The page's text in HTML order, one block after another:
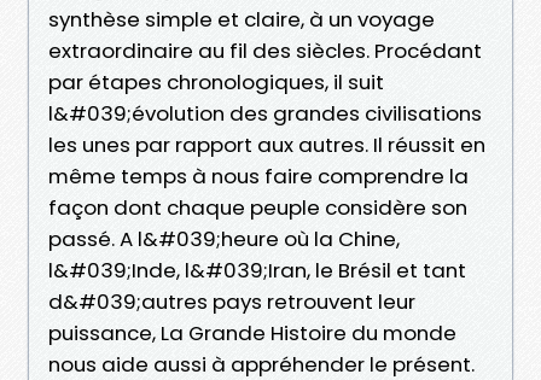
synthèse simple et claire, à un voyage
extraordinaire au fil des siècles. Procédant
par étapes chronologiques, il suit
l&#039;évolution des grandes civilisations
les unes par rapport aux autres. Il réussit en
même temps à nous faire comprendre la
façon dont chaque peuple considère son
passé. A l&#039;heure où la Chine,
l&#039;Inde, l&#039;Iran, le Brésil et tant
d&#039;autres pays retrouvent leur
puissance, La Grande Histoire du monde
nous aide aussi à appréhender le présent.